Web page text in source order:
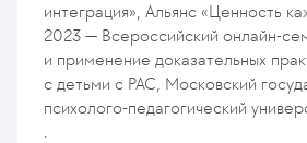
интеграция», Альянс «Ценность
2023 — Всероссийский онлайн-
и применение доказательных
с детьми с РАС, Московский
психолого-педагогический
.